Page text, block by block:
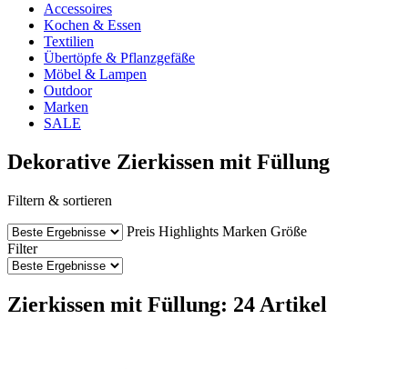
Accessoires
Kochen & Essen
Textilien
Übertöpfe & Pflanzgefäße
Möbel & Lampen
Outdoor
Marken
SALE
Dekorative Zierkissen mit Füllung
Filtern & sortieren
Preis Highlights Marken Größe
Filter
Zierkissen mit Füllung: 24 Artikel